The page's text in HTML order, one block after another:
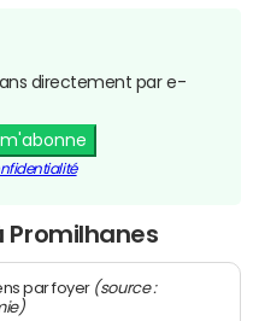
directement par e-
Promilhanes
par foyer (source :